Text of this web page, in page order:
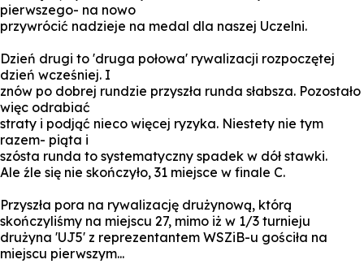
pierwszego- na nowo
przywrócić nadzieje na medal dla naszej Uczelni.
Dzień drugi to 'druga połowa' rywalizacji rozpoczętej
dzień wcześniej. I
znów po dobrej rundzie przyszła runda słabsza. Pozostało
więc odrabiać
straty i podjąć nieco więcej ryzyka. Niestety nie tym
razem- piąta i
szósta runda to systematyczny spadek w dół stawki.
Ale źle się nie skończyło, 31 miejsce w finale C.
Przyszła pora na rywalizację drużynową, którą
skończyliśmy na miejscu 27, mimo iż w 1/3 turnieju
drużyna 'UJ5' z reprezentantem WSZiB-u gościła na
miejscu pierwszym...